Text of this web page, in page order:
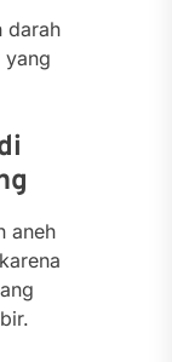
darah
yang
aneh